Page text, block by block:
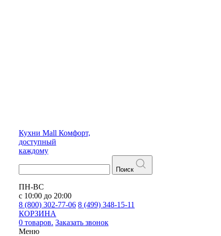
Кухни Mall Комфорт,
доступный
каждому
Поиск
ПН-ВС
с 10:00 до 20:00
8 (800) 302-77-06 8 (499) 348-15-11
КОРЗИНА
0 товаров. Заказать звонок
Меню